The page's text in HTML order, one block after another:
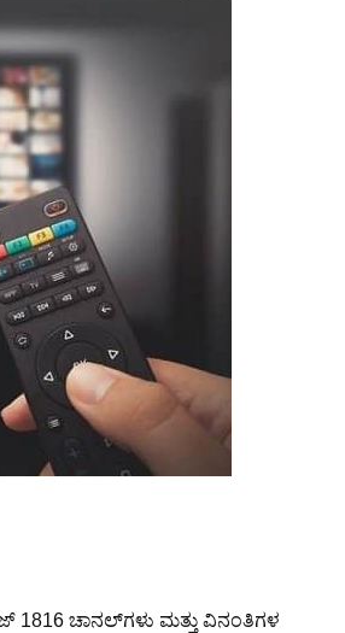
1816 ಚಾನಲ್‌ಗಳು ಮತ್ತು ವಿನಂತಿಗಳ